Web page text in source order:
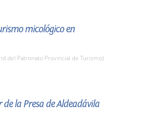
micológico en
del Patronato Provincial de Turismo)
la Presa de Aldeadávila